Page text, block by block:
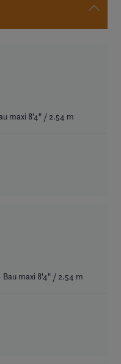
maxi 8'4" / 2.54 m
Bau maxi 8'4" / 2.54 m